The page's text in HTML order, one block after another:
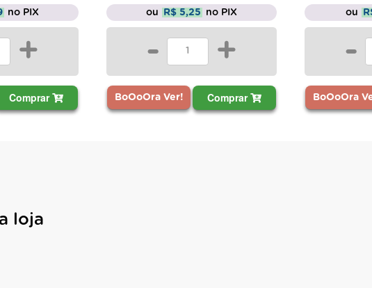
no PIX
+
Comprar
ou R$ 5,25 no PIX
- +
BoOoOra Ver! Comprar
ou
-
BoOoOra
loja